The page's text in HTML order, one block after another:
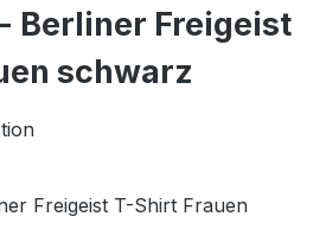
Berliner Freigeist
schwarz